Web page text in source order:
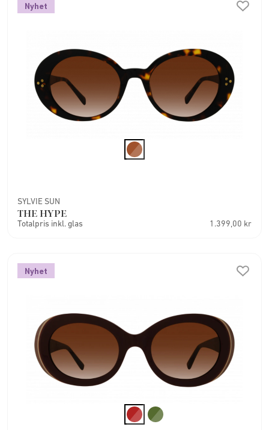
Nyhet
SYLVIE SUN
THE HYPE
Totalpris inkl. glas 1.399,00 kr
Nyhet